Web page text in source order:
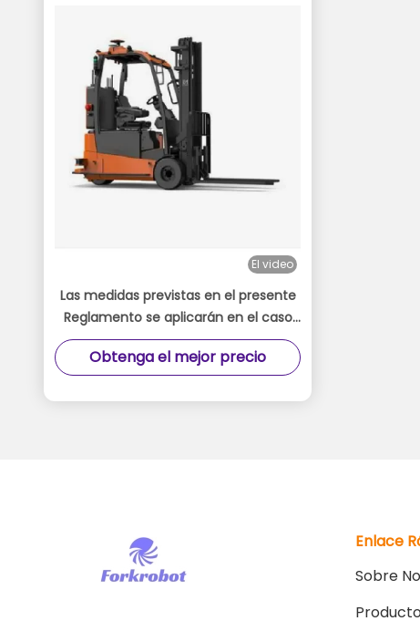
El video
Las medidas previstas en el presente
Reglamento se aplicarán en el caso
de las carretillas elevadoras sin
conductor.
Obtenga el mejor precio
Enlace
Sobre